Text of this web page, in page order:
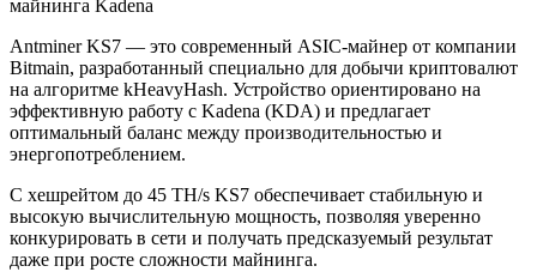
майнинга Kadena
Antminer KS7 — это современный ASIC-майнер от компании
Bitmain, разработанный специально для добычи криптовалют
на алгоритме kHeavyHash. Устройство ориентировано на
эффективную работу с Kadena (KDA) и предлагает
оптимальный баланс между производительностью и
энергопотреблением.
С хешрейтом до 45 TH/s KS7 обеспечивает стабильную и
высокую вычислительную мощность, позволяя уверенно
конкурировать в сети и получать предсказуемый результат
даже при росте сложности майнинга.